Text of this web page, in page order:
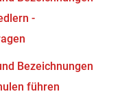
-
Bezeichnungen
führen